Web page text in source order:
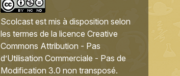
Scolcast est mis à disposition selon
les termes de la licence Creative
Commons Attribution - Pas
d’Utilisation Commerciale - Pas de
Modification 3.0 non transposé.